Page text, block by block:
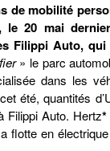
de mobilité
le 20 mai
Filippi Auto,
» le parc
dans les
été, quantités
Filippi Auto. Hertz
flotte en électrique